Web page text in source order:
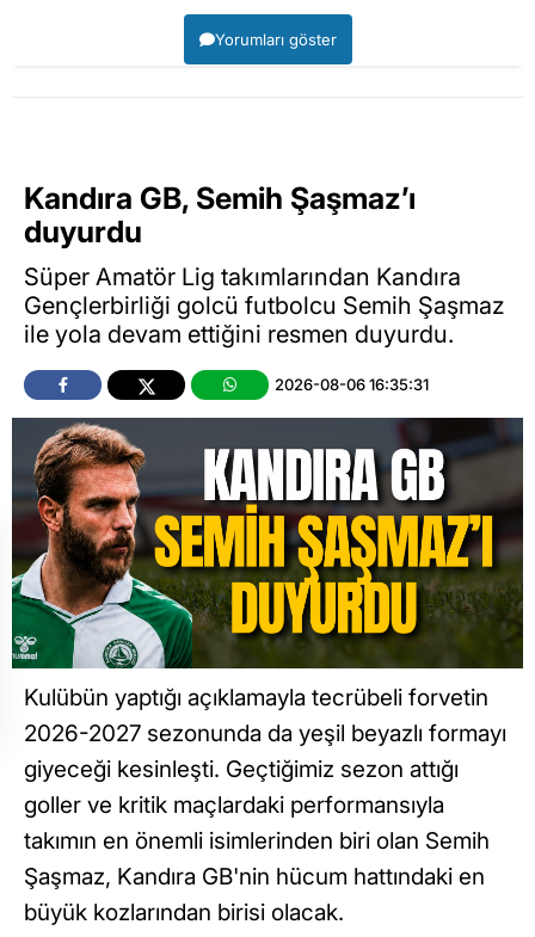
Yorumları göster
Kandıra GB, Semih Şaşmaz’ı
duyurdu
Süper Amatör Lig takımlarından Kandıra
Gençlerbirliği golcü futbolcu Semih Şaşmaz
ile yola devam ettiğini resmen duyurdu.
2026-08-06 16:35:31
Kulübün yaptığı açıklamayla tecrübeli forvetin
2026-2027 sezonunda da yeşil beyazlı formayı
giyeceği kesinleşti. Geçtiğimiz sezon attığı
goller ve kritik maçlardaki performansıyla
takımın en önemli isimlerinden biri olan Semih
Şaşmaz, Kandıra GB'nin hücum hattındaki en
büyük kozlarından birisi olacak.